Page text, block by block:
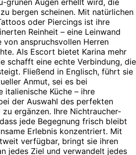
bergen scheinen. Mit natürlichen
oder Piercings ist ihre
Reinheit – eine Leinwand
anspruchsvollen Herren
Als Escort bietet Karina mehr
schafft eine echte Verbindung, die
Fließend in Englisch, führt sie
Anmut, sei es bei
italienische Küche – ihre
der Auswahl des perfekten
zu ergänzen. Ihre Nichtraucher-
jede Begegnung frisch bleibt
Erlebnis konzentriert. Mit
verfügbar, bringt sie ihren
jedes Ziel und verwandelt jedes